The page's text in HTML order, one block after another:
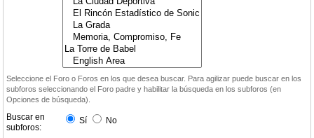
Seleccione el Foro o Foros en los que desea buscar. Para agilizar puede buscar en los
subforos seleccionando el Foro padre y habilitar la búsqueda en los subforos (en
Opciones de búsqueda).
Buscar en
subforos:
Sí No